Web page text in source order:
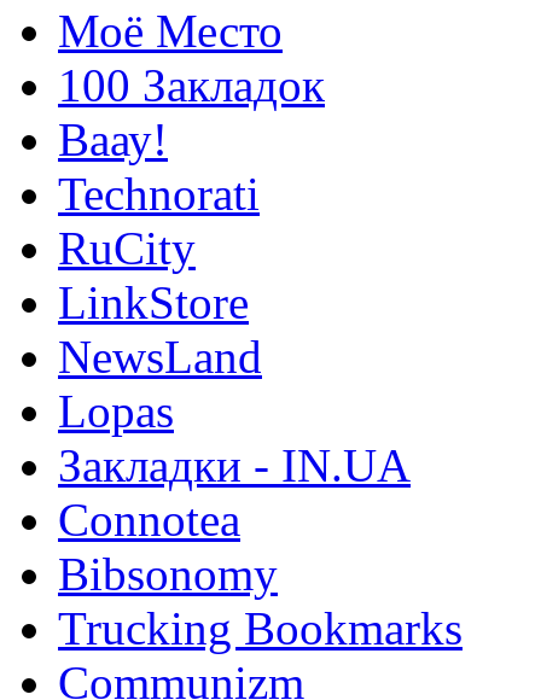
Моё Место
100 Закладок
Ваау!
Technorati
RuCity
LinkStore
NewsLand
Lopas
Закладки - IN.UA
Connotea
Bibsonomy
Trucking Bookmarks
Communizm